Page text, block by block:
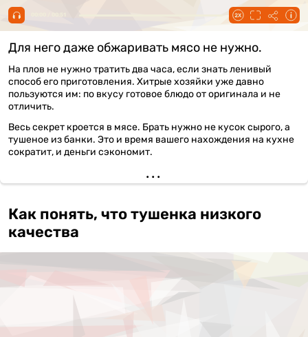
Для него даже обжаривать мясо не нужно.
На плов не нужно тратить два часа, если знать ленивый
способ его приготовления. Хитрые хозяйки уже давно
пользуются им: по вкусу готовое блюдо от оригинала и не
отличить.
Весь секрет кроется в мясе. Брать нужно не кусок сырого, а
тушеное из банки. Это и время вашего нахождения на кухне
сократит, и деньги сэкономит.
Как понять, что тушенка низкого
качества